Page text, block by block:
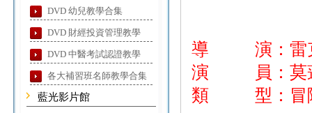
DVD 幼兒教學合集
DVD 財經投資管理教學
DVD 中醫考試認證教學
各大補習班名師教學合集
藍光影片館
導 演：雷
演 員：莫蓮
類 型：冒